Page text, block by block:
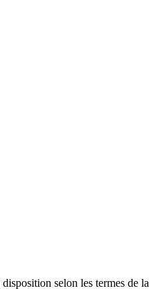
disposition selon les termes de la